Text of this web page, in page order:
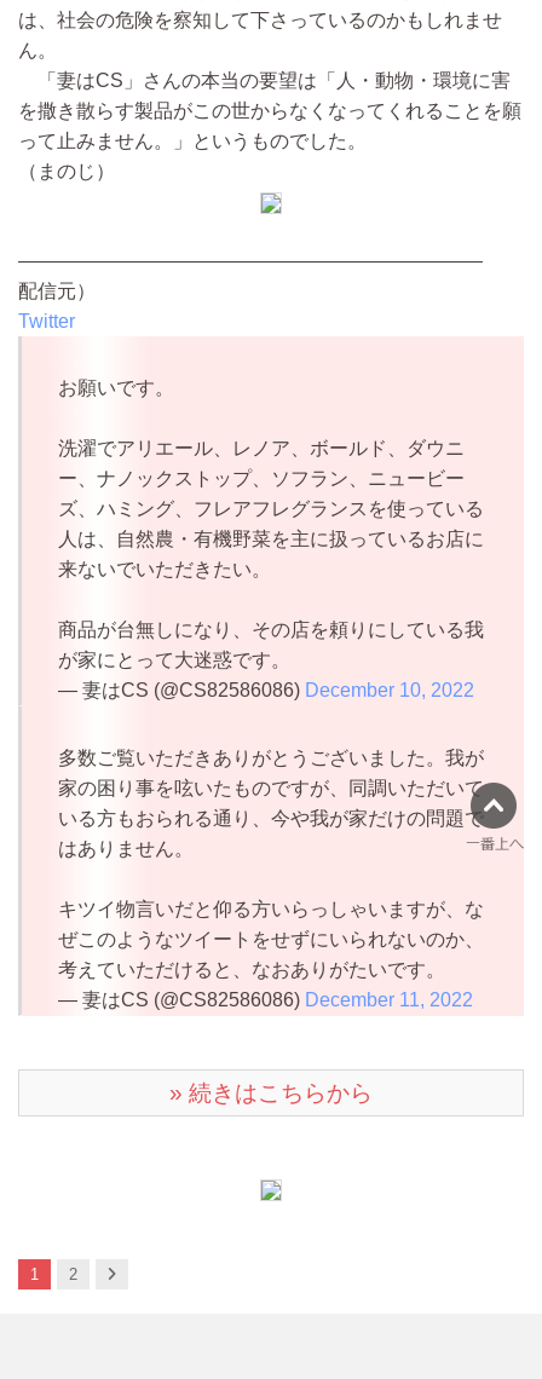
は、社会の危険を察知して下さっているのかもしれませ
ん。
「妻はCS」さんの本当の要望は「人・動物・環境に害
を撒き散らす製品がこの世からなくなってくれることを願
って止みません。」というものでした。
（まのじ）
————————————————————————
配信元）
Twitter
お願いです。
洗濯でアリエール、レノア、ボールド、ダウニ
ー、ナノックストップ、ソフラン、ニュービー
ズ、ハミング、フレアフレグランスを使っている
人は、自然農・有機野菜を主に扱っているお店に
来ないでいただきたい。
商品が台無しになり、その店を頼りにしている我
が家にとって大迷惑です。
— 妻はCS (@CS82586086) December 10, 2022
多数ご覧いただきありがとうございました。我が
家の困り事を呟いたものですが、同調いただいて
いる方もおられる通り、今や我が家だけの問題で
はありません。
キツイ物言いだと仰る方いらっしゃいますが、な
ぜこのようなツイートをせずにいられないのか、
考えていただけると、なおありがたいです。
— 妻はCS (@CS82586086) December 11, 2022
» 続きはこちらから
1 2 Next